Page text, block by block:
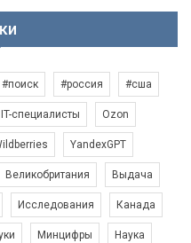
#поиск #россия #сша
IT-специалисты Ozon
YandexGPT
Великобритания Выдача
Исследования Канада
Минцифры Наука